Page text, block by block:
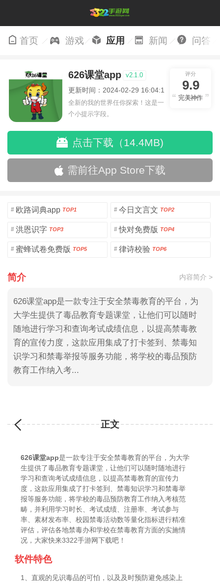
首页 游戏 应用 新闻 问答
626课堂app v2.1.0
更新时间：2024-02-29 16:04:19
全新的我的世界任你探索！这是一
个小提示字段。
评分
9.9
完美神作
点击下载（14.4MB)
需前往App Store下载
# 欧路词典app TOP1 # 今日文言文 TOP2
# 洪恩识字 TOP3 # 快对免费版 TOP4
# 蜜蜂试卷免费版 TOP5 # 律诗校验 TOP6
简介 内容简介 >
626课堂app是一款专注于安全禁毒教育的平台，为
大学生提供了毒品教育专题课堂，让他们可以随时
随地进行学习和查询考试成绩信息，以提高禁毒教
育的宣传力度，这款应用集成了打卡签到、禁毒知
识学习和禁毒举报等服务功能，将学校的毒品预防
教育工作纳入考...
正文
626课堂app是一款专注于安全禁毒教育的平台，为大学
生提供了毒品教育专题课堂，让他们可以随时随地进行
学习和查询考试成绩信息，以提高禁毒教育的宣传力
度，这款应用集成了打卡签到、禁毒知识学习和禁毒举
报等服务功能，将学校的毒品预防教育工作纳入考核范
畴，并利用学习时长、考试成绩、注册率、考试参与
率、素材发布率、校园禁毒活动数等量化指标进行精准
评估，评估各地禁毒办和学校在禁毒教育方面的实施情
况，大家快来3322手游网下载吧！
软件特色
1、直观的见识毒品的可怕，以及及时预防避免感染上